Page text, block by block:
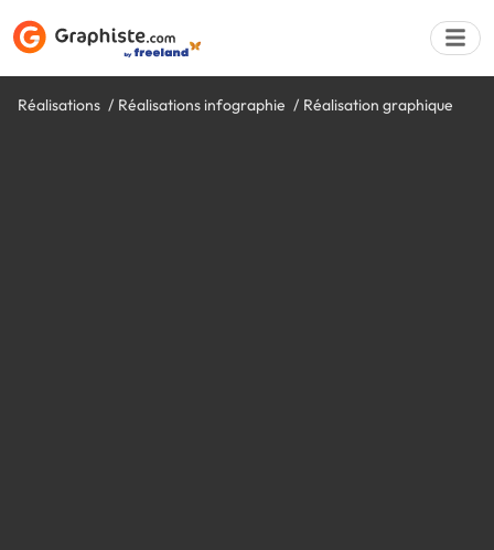
Réalisations Réalisations infographie Réalisation graphique